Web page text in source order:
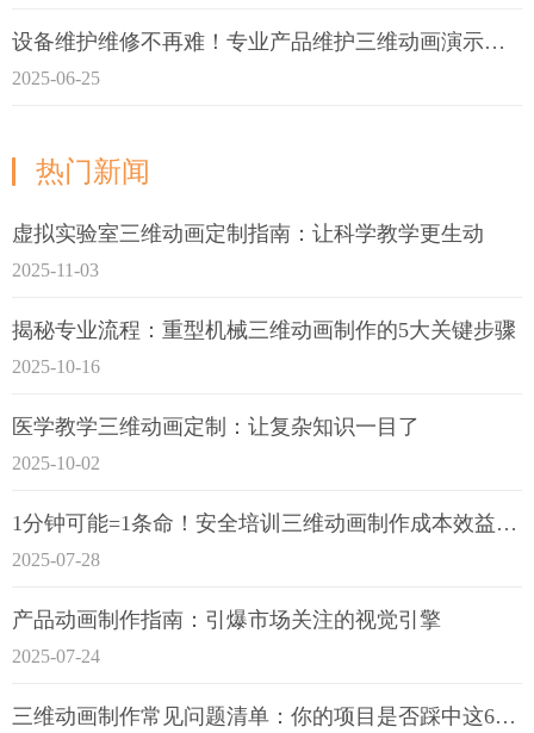
设备维护维修不再难！专业产品维护三维动画演示定制指南
2025-06-25
热门新闻
虚拟实验室三维动画定制指南：让科学教学更生动
2025-11-03
揭秘专业流程：重型机械三维动画制作的5大关键步骤
2025-10-16
医学教学三维动画定制：让复杂知识一目了
2025-10-02
1分钟可能=1条命！安全培训三维动画制作成本效益深度拆解
2025-07-28
产品动画制作指南：引爆市场关注的视觉引擎
2025-07-24
三维动画制作常见问题清单：你的项目是否踩中这6大技术雷区？